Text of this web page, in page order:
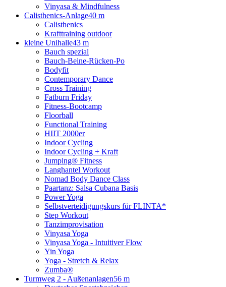
Vinyasa & Mindfulness
Calisthenics-Anlage40 m
Calisthenics
Krafttraining outdoor
kleine Unihalle43 m
Bauch spezial
Bauch-Beine-Rücken-Po
Bodyfit
Contemporary Dance
Cross Training
Fatburn Friday
Fitness-Bootcamp
Floorball
Functional Training
HIIT 2000er
Indoor Cycling
Indoor Cycling + Kraft
Jumping® Fitness
Langhantel Workout
Nomad Body Dance Class
Paartanz: Salsa Cubana Basis
Power Yoga
Selbstverteidigungskurs für FLINTA*
Step Workout
Tanzimprovisation
Vinyasa Yoga
Vinyasa Yoga - Intuitiver Flow
Yin Yoga
Yoga - Stretch & Relax
Zumba®
Turmweg 2 - Außenanlagen56 m